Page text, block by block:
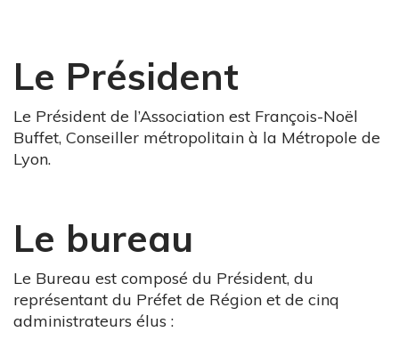
Le Président
Le Président de l’Association est François-Noël
Buffet, Conseiller métropolitain à la Métropole de
Lyon.
Le bureau
Le Bureau est composé du Président, du
représentant du Préfet de Région et de cinq
administrateurs élus :